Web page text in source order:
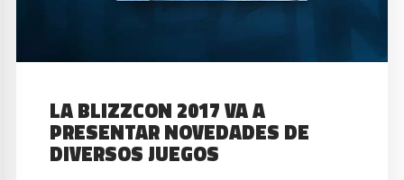
LA BLIZZCON 2017 VA A
PRESENTAR NOVEDADES DE
DIVERSOS JUEGOS